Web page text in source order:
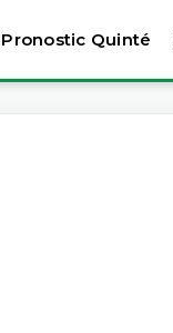
Pronostic Quinté